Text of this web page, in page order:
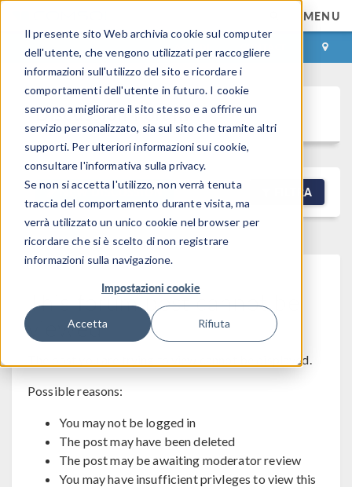
Il presente sito Web archivia cookie sul computer
dell'utente, che vengono utilizzati per raccogliere
informazioni sull'utilizzo del sito e ricordare i
comportamenti dell'utente in futuro. I cookie
servono a migliorare il sito stesso e a offrire un
servizio personalizzato, sia sul sito che tramite altri
supporti. Per ulteriori informazioni sui cookie,
consultare l'informativa sulla privacy.
Se non si accetta l'utilizzo, non verrà tenuta
traccia del comportamento durante visita, ma
verrà utilizzato un unico cookie nel browser per
ricordare che si è scelto di non registrare
informazioni sulla navigazione.
Impostazioni cookie
Accetta Rifiuta
MENU
ACCEDI CONTACT
Discussion Forum
NEW DISCUSSION FILTRA
This forum post cannot be
viewed
The post you are trying to view cannot be displayed.
Possible reasons:
You may not be logged in
The post may have been deleted
The post may be awaiting moderator review
You may have insufficient privleges to view this